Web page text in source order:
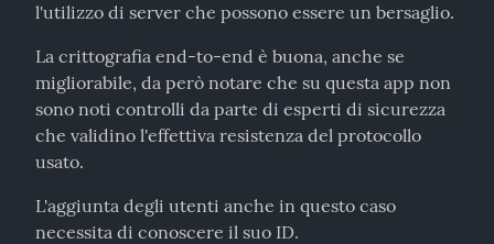
l'utilizzo di server che possono essere un bersaglio.
La crittografia end-to-end è buona, anche se
migliorabile, da però notare che su questa app non
sono noti controlli da parte di esperti di sicurezza
che validino l'effettiva resistenza del protocollo
usato.
L'aggiunta degli utenti anche in questo caso
necessita di conoscere il suo ID.